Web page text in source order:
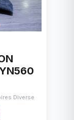
Diverses